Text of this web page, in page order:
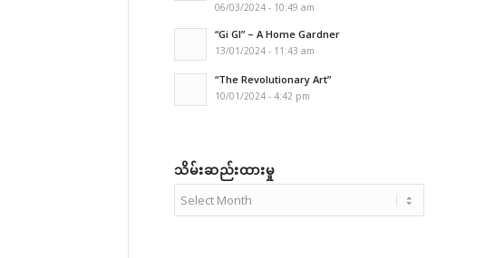
06/03/2024 - 10:49 am
“Gi GI” – A Home Gardner
13/01/2024 - 11:43 am
“The Revolutionary Art”
10/01/2024 - 4:42 pm
သိမ်းဆည်းထားမှု